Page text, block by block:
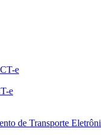
e
e
de Transporte